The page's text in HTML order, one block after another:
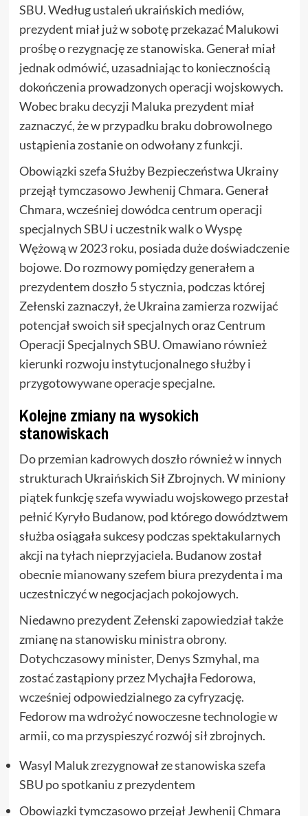
SBU. Według ustaleń ukraińskich mediów,
prezydent miał już w sobotę przekazać Malukowi
prośbę o rezygnację ze stanowiska. Generał miał
jednak odmówić, uzasadniając to koniecznością
dokończenia prowadzonych operacji wojskowych.
Wobec braku decyzji Maluka prezydent miał
zaznaczyć, że w przypadku braku dobrowolnego
ustąpienia zostanie on odwołany z funkcji.
Obowiązki szefa Służby Bezpieczeństwa Ukrainy
przejął tymczasowo Jewhenij Chmara. Generał
Chmara, wcześniej dowódca centrum operacji
specjalnych SBU i uczestnik walk o Wyspę
Wężową w 2023 roku, posiada duże doświadczenie
bojowe. Do rozmowy pomiędzy generałem a
prezydentem doszło 5 stycznia, podczas której
Zełenski zaznaczył, że Ukraina zamierza rozwijać
potencjał swoich sił specjalnych oraz Centrum
Operacji Specjalnych SBU. Omawiano również
kierunki rozwoju instytucjonalnego służby i
przygotowywane operacje specjalne.
Kolejne zmiany na wysokich
stanowiskach
Do przemian kadrowych doszło również w innych
strukturach Ukraińskich Sił Zbrojnych. W miniony
piątek funkcję szefa wywiadu wojskowego przestał
pełnić Kyryło Budanow, pod którego dowództwem
służba osiągała sukcesy podczas spektakularnych
akcji na tyłach nieprzyjaciela. Budanow został
obecnie mianowany szefem biura prezydenta i ma
uczestniczyć w negocjacjach pokojowych.
Niedawno prezydent Zełenski zapowiedział także
zmianę na stanowisku ministra obrony.
Dotychczasowy minister, Denys Szmyhal, ma
zostać zastąpiony przez Mychajła Fedorowa,
wcześniej odpowiedzialnego za cyfryzację.
Fedorow ma wdrożyć nowoczesne technologie w
armii, co ma przyspieszyć rozwój sił zbrojnych.
Wasyl Maluk zrezygnował ze stanowiska szefa
SBU po spotkaniu z prezydentem
Obowiązki tymczasowo przejął Jewhenij Chmara